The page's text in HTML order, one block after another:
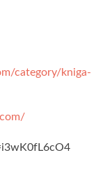
category/kniga-